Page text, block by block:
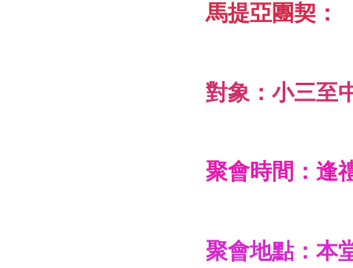
馬提亞團契：
對象：小三至
聚會時間：逢
聚會地點：本